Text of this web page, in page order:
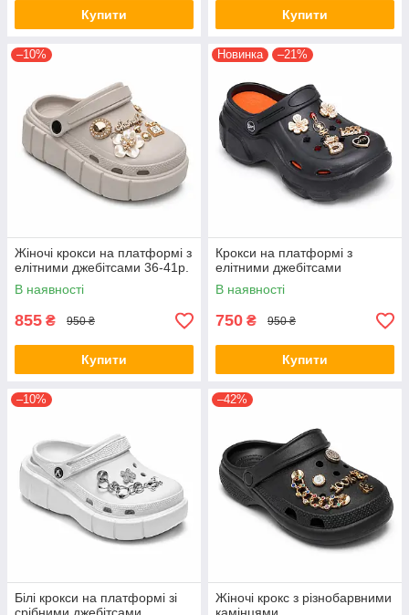
Купити Купити
–10%
Жіночі крокси на платформі з
елітними джебітсами 36-41р.
В наявності
855 ₴ 950 ₴
Купити
Новинка –21%
Крокси на платформі з
елітними джебітсами
В наявності
750 ₴ 950 ₴
Купити
–10%
Білі крокси на платформі зі
–42%
Жіночі крокс з різнобарвними